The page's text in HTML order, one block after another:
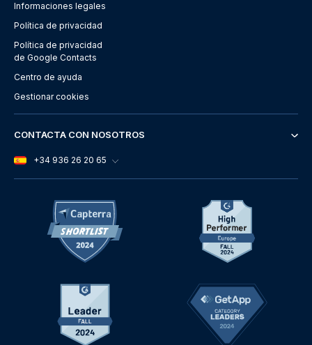
Informaciones legales
Política de privacidad
Política de privacidad
de Google Contacts
Centro de ayuda
Gestionar cookies
CONTACTA CON NOSOTROS
+34 936 26 20 65